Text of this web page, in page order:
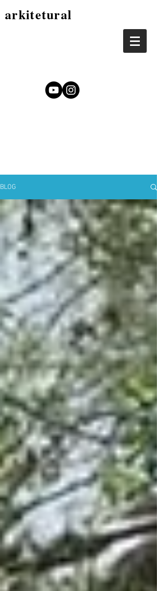
arkitetural
BLOG